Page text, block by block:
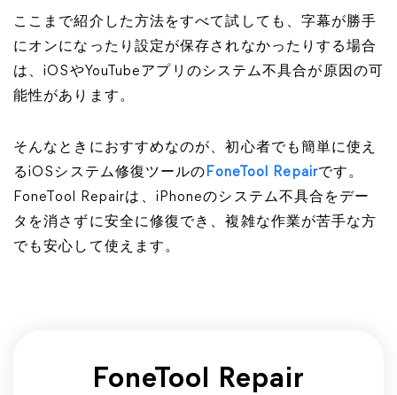
ここまで紹介した方法をすべて試しても、字幕が勝手
にオンになったり設定が保存されなかったりする場合
は、iOSやYouTubeアプリのシステム不具合が原因の可
能性があります。
そんなときにおすすめなのが、初心者でも簡単に使え
るiOSシステム修復ツールの FoneTool Repairです。
FoneTool Repairは、iPhoneのシステム不具合をデー
タを消さずに安全に修復でき、複雑な作業が苦手な方
でも安心して使えます。
FoneTool Repair